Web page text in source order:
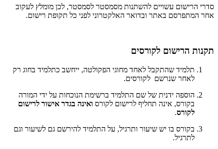
סדרי הרישום עשויים להשתנות מסמסטר לסמסטר, לכן מומלץ לעקוב
אחר המתפרסם באתר ובדואר האלקטרוני לפני כל תקופת רישום.
תקנות הרישום לקורסים
תלמיד שהתקבל לאחד מחוגי הפקולטה, ייחשב כתלמיד בחוג רק
לאחר שנרשם לקורסים.
הוספה ידנית של שם התלמיד ברשימת הנוכחות על ידי המורה
בקורס, אינה תחליף לרישום לקורס ואינה בגדר אישור לרישום
לקורס.
בקורס בו יש שיעור ותרגיל, על התלמיד להירשם גם לשיעור וגם
לתרגיל.